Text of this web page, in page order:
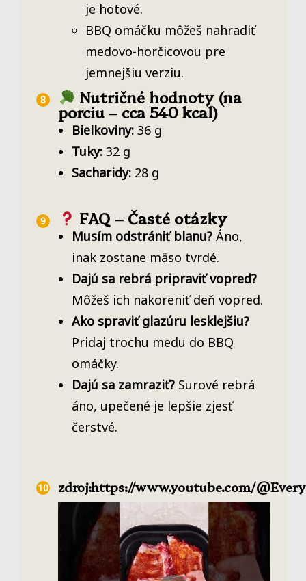
je hotové.
BBQ omáčku môžeš nahradiť
medovo-horčicovou pre
jemnejšiu verziu.
Nutričné hodnoty (na
porciu – cca 540 kcal)
Bielkoviny: 36 g
Tuky: 32 g
Sacharidy: 28 g
FAQ – Časté otázky
Musím odstrániť blanu? Áno,
inak zostane mäso tvrdé.
Dajú sa rebrá pripraviť vopred?
Môžeš ich nakoreniť deň vopred.
Ako spraviť glazúru lesklejšiu?
Pridaj trochu medu do BBQ
omáčky.
Dajú sa zamraziť? Surové rebrá
áno, upečené je lepšie zjesť
čerstvé.
zdroj:https://www.youtube.com/